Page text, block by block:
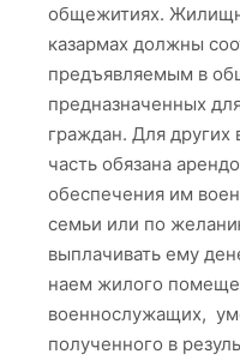
общежитиях.
казармах должны
предъявляемым в
предназначенных
граждан. Для
часть обязана
обеспечения им
семьи или по
выплачивать ему
наем жилого
военнослужащих,
полученного в